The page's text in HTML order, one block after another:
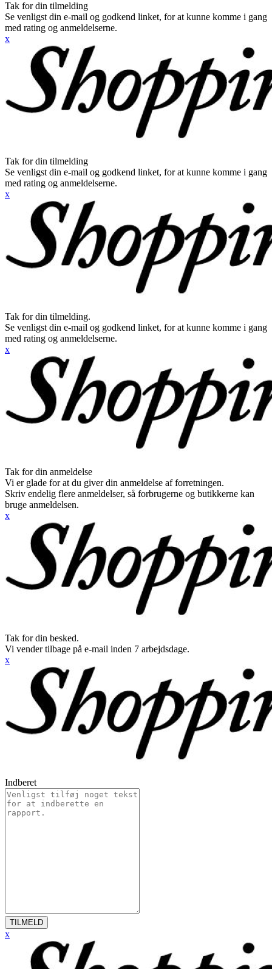
Tak for din tilmelding
Se venligst din e-mail og godkend linket, for at kunne komme i gang
med rating og anmeldelserne.
x
Tak for din tilmelding
Se venligst din e-mail og godkend linket, for at kunne komme i gang
med rating og anmeldelserne.
x
Tak for din tilmelding.
Se venligst din e-mail og godkend linket, for at kunne komme i gang
med rating og anmeldelserne.
x
Tak for din anmeldelse
Vi er glade for at du giver din anmeldelse af forretningen.
Skriv endelig flere anmeldelser, så forbrugerne og butikkerne kan
bruge anmeldelsen.
x
Tak for din besked.
Vi vender tilbage på e-mail inden 7 arbejdsdage.
x
Indberet
TILMELD
x